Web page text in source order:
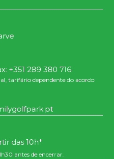
+351 289 380 716
tarifário dependente do acordo
das 10h*
antes de encerrar.